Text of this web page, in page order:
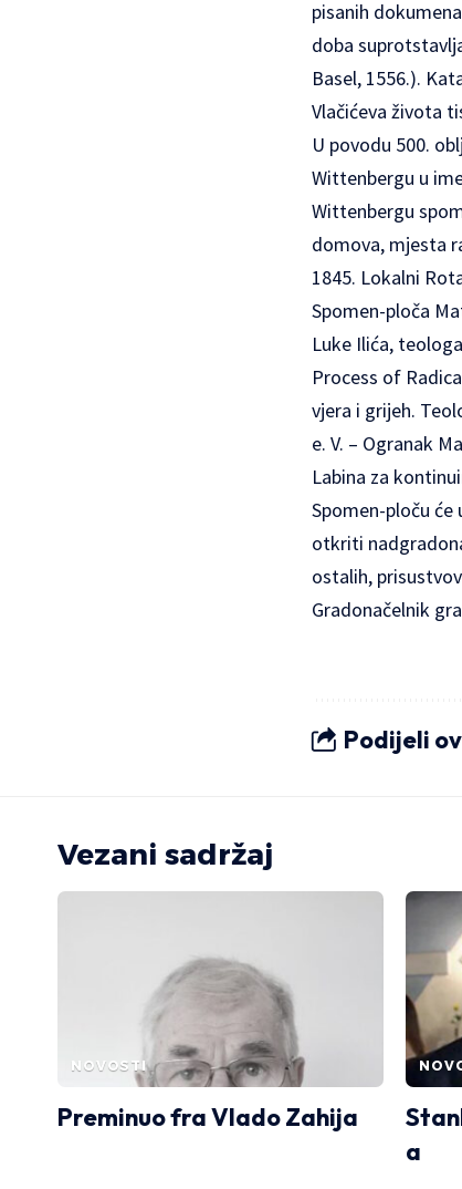
pisanih
doba
Basel, 1556.).
Vlačićeva života
U povodu 500.
Wittenbergu u
Wittenbergu
domova, mjesta
1845. Lokalni
Spomen-ploča
Luke Ilića,
Process of
vjera i grijeh.
e. V. – Ogranak
Labina za
Spomen-ploču će
otkriti
ostalih,
Gradonačelnik
Podijeli
Vezani sadržaj
NOVOSTI
Preminuo fra Vlado Zahija
a